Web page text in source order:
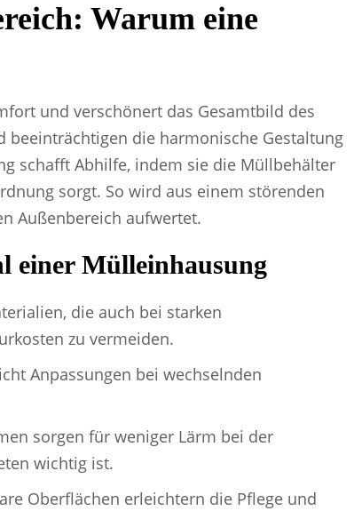
Warum eine
und verschönert das Gesamtbild des
die harmonische Gestaltung
schafft Abhilfe, indem sie die Müllbehälter
sorgt. So wird aus einem störenden
Außenbereich aufwertet.
einer Mülleinhausung
die auch bei starken
zu vermeiden.
Anpassungen bei wechselnden
sorgen für weniger Lärm bei der
wichtig ist.
Oberflächen erleichtern die Pflege und